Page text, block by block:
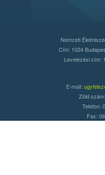
Nemzeti
Cím: 1024
Levelezési cím:
E-mail:
Zöld
Telefon:
Fax: